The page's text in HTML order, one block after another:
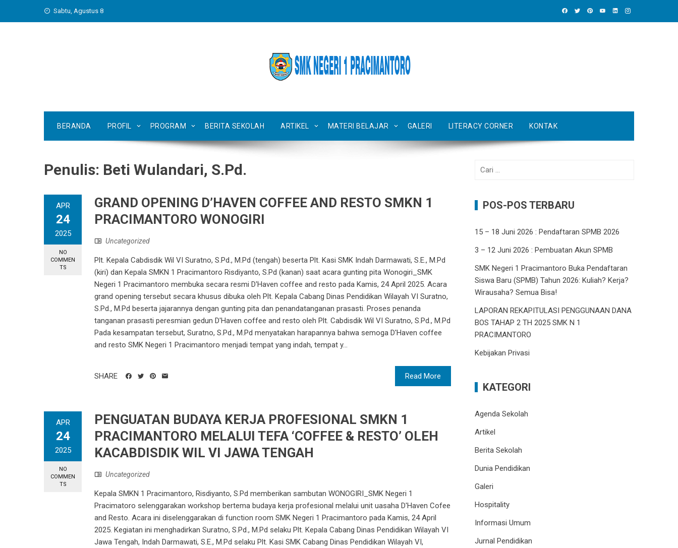
Sabtu, Agustus 8
BERANDA PROFIL PROGRAM BERITA SEKOLAH ARTIKEL MATERI BELAJAR GALERI LITERACY CORNER KONTAK
Penulis: Beti Wulandari, S.Pd.
APR
24
2025
NO
COMMEN
TS
GRAND OPENING D’HAVEN COFFEE AND RESTO SMKN 1
PRACIMANTORO WONOGIRI
Uncategorized
Plt. Kepala Cabdisdik Wil VI Suratno, S.Pd., M.Pd (tengah) beserta Plt. Kasi SMK Indah Darmawati, S.E., M.Pd
(kiri) dan Kepala SMKN 1 Pracimantoro Risdiyanto, S.Pd (kanan) saat acara gunting pita Wonogiri_SMK
Negeri 1 Pracimantoro membuka secara resmi D'Haven coffee and resto pada Kamis, 24 April 2025. Acara
grand opening tersebut secara khusus dibuka oleh Plt. Kepala Cabang Dinas Pendidikan Wilayah VI Suratno,
S.Pd., M.Pd beserta jajarannya dengan gunting pita dan penandatanganan prasasti. Proses penanda
tanganan prasasti peresmian gedun D'Haven coffee and resto oleh Plt. Cabdisdik Wil VI Suratno, S.Pd., M.Pd
Pada kesampatan tersebut, Suratno, S.Pd., M.Pd menyatakan harapannya bahwa semoga D'Haven coffee
and resto SMK Negeri 1 Pracimantoro menjadi tempat yang indah, tempat y...
Read More
SHARE
APR
24
2025
NO
COMMEN
TS
PENGUATAN BUDAYA KERJA PROFESIONAL SMKN 1
PRACIMANTORO MELALUI TEFA ‘COFFEE & RESTO’ OLEH
KACABDISDIK WIL VI JAWA TENGAH
Uncategorized
Kepala SMKN 1 Pracimantoro, Risdiyanto, S.Pd memberikan sambutan WONOGIRI_SMK Negeri 1
Pracimatoro selenggarakan workshop bertema budaya kerja profesional melalui unit uasaha D'Haven Cofee
and Resto. Acara ini diselenggarakan di function room SMK Negeri 1 Pracimantoro pada Kamis, 24 April
2025. Kegiatan ini menghadirkan Suratno, S.Pd., M.Pd selaku Plt. Kepala Cabang Dinas Pendidikan Wilayah VI
Jawa Tengah, Indah Darmawati, S.E., M.Pd selaku Plt. Kasi SMK Cabang Dinas Pendidikan Wilayah VI,
Cari
POS-POS TERBARU
15 – 18 Juni 2026 : Pendaftaran SPMB 2026
3 – 12 Juni 2026 : Pembuatan Akun SPMB
SMK Negeri 1 Pracimantoro Buka Pendaftaran
Siswa Baru (SPMB) Tahun 2026: Kuliah? Kerja?
Wirausaha? Semua Bisa!
LAPORAN REKAPITULASI PENGGUNAAN DANA
BOS TAHAP 2 TH 2025 SMK N 1
PRACIMANTORO
Kebijakan Privasi
KATEGORI
Agenda Sekolah
Artikel
Berita Sekolah
Dunia Pendidikan
Galeri
Hospitality
Informasi Umum
Jurnal Pendidikan